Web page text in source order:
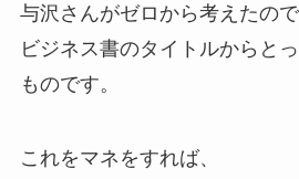
与沢さんがゼロから考えたので
ビジネス書のタイトルからと
ものです。
これをマネをすれば、